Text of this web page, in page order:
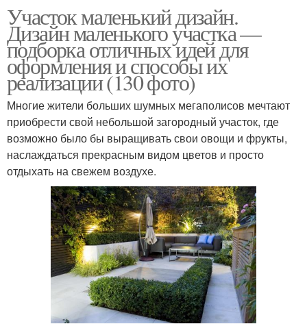
Участок маленький дизайн.
Дизайн маленького участка —
подборка отличных идей для
оформления и способы их
реализации (130 фото)
Многие жители больших шумных мегаполисов мечтают
приобрести свой небольшой загородный участок, где
возможно было бы выращивать свои овощи и фрукты,
наслаждаться прекрасным видом цветов и просто
отдыхать на свежем воздухе.